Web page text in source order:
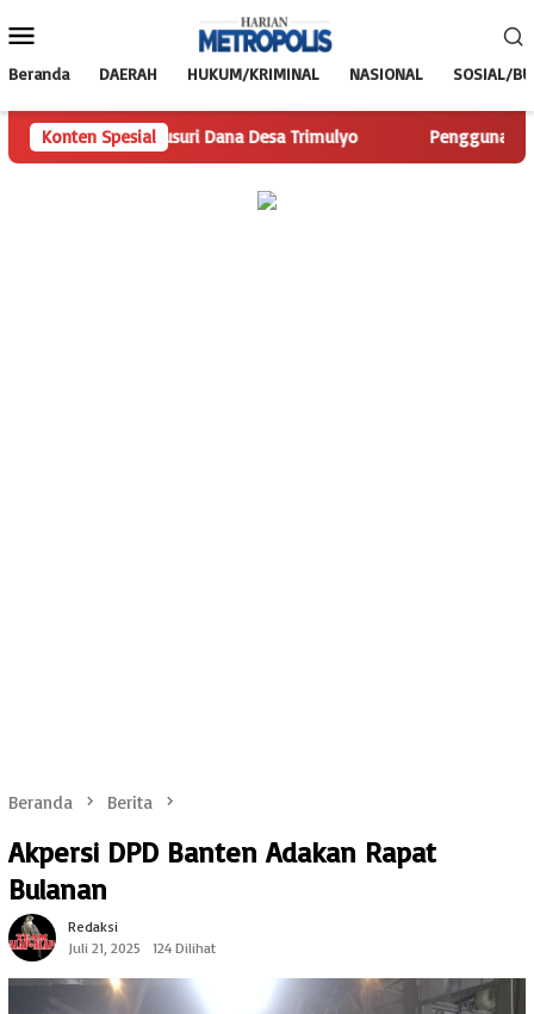
ke
Mobile
Beranda DAERAH HUKUM/KRIMINAL NASIONAL SOSIAL/
Konten Spesial
Telusuri Dana Desa Trimulyo Pengguna Jalan
Beranda Berita
Akpersi DPD Banten Adakan Rapat
Bulanan
Redaksi
Juli 21, 2025
124 Dilihat